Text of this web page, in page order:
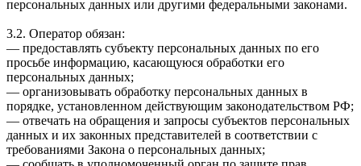
персональных данных или другими федеральными законами.
3.2. Оператор обязан:
— предоставлять субъекту персональных данных по его
просьбе информацию, касающуюся обработки его
персональных данных;
— организовывать обработку персональных данных в
порядке, установленном действующим законодательством РФ;
— отвечать на обращения и запросы субъектов персональных
данных и их законных представителей в соответствии с
требованиями Закона о персональных данных;